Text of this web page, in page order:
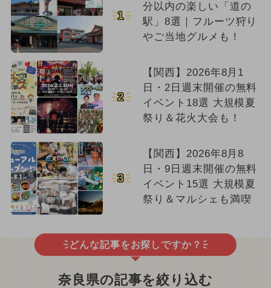
1
分以内の楽しい「道の
駅」8選｜フルーツ狩り
やご当地グルメも！
2
【関西】2026年8月1
日・2日週末開催の無料
イベント18選 大規模夏
祭り＆花火大会も！
3
【関西】2026年8月8
日・9日週末開催の無料
イベント15選 大規模夏
祭り＆マルシェも満喫
どんな記事をお探しですか？
奈良県の記事を絞り込む